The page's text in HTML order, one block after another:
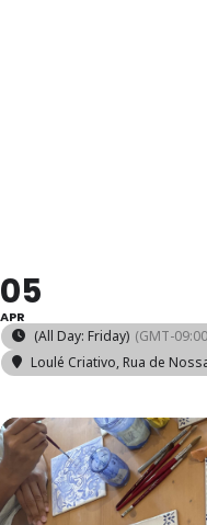
05
APR
(All Day: Friday) (GMT-
Loulé Criativo, Rua de